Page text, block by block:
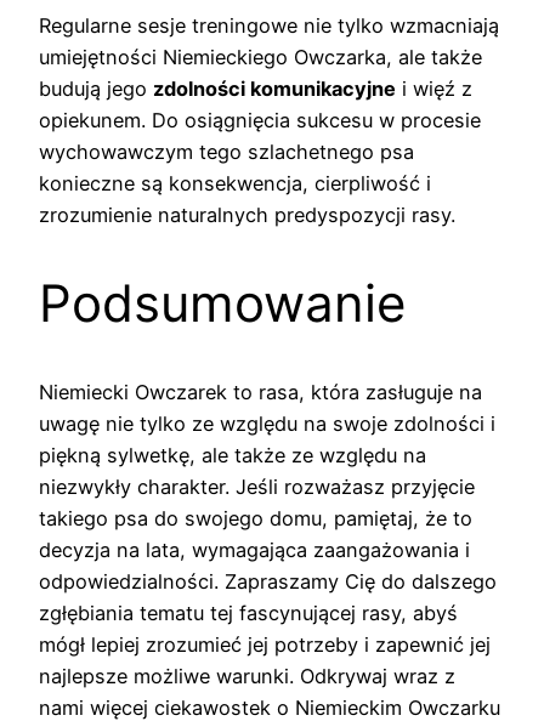
Regularne sesje treningowe nie tylko wzmacniają
umiejętności Niemieckiego Owczarka, ale także
budują jego zdolności komunikacyjne i więź z
opiekunem. Do osiągnięcia sukcesu w procesie
wychowawczym tego szlachetnego psa
konieczne są konsekwencja, cierpliwość i
zrozumienie naturalnych predyspozycji rasy.
Podsumowanie
Niemiecki Owczarek to rasa, która zasługuje na
uwagę nie tylko ze względu na swoje zdolności i
piękną sylwetkę, ale także ze względu na
niezwykły charakter. Jeśli rozważasz przyjęcie
takiego psa do swojego domu, pamiętaj, że to
decyzja na lata, wymagająca zaangażowania i
odpowiedzialności. Zapraszamy Cię do dalszego
zgłębiania tematu tej fascynującej rasy, abyś
mógł lepiej zrozumieć jej potrzeby i zapewnić jej
najlepsze możliwe warunki. Odkrywaj wraz z
nami więcej ciekawostek o Niemieckim Owczarku